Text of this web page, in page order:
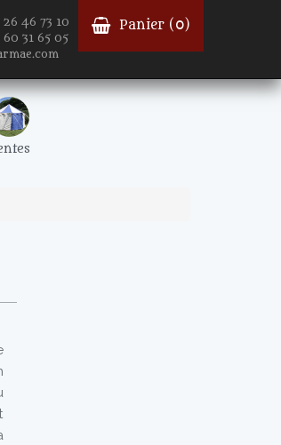
46 73 10
31 65 05
Panier ( 0)